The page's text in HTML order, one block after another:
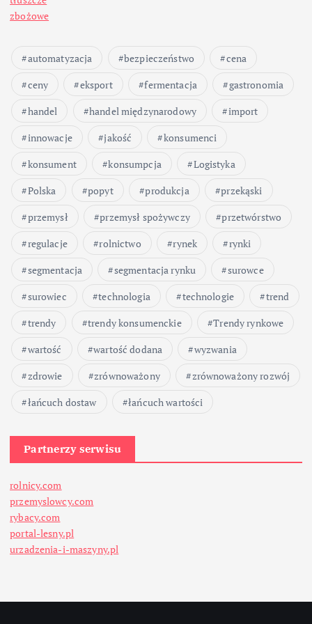
w
a
n
i
e
w
p
i
s
ó
w
zbożowe
automatyzacja bezpieczeństwo
cena
ceny
eksport fermentacja
gastronomia
handel
handel międzynarodowy
import
innowacje
jakość
konsumenci
konsument
konsumpcja
Logistyka
Polska
popyt produkcja
przekąski
przemysł
przemysł spożywczy
przetwórstwo
regulacje
rolnictwo rynek
rynki
segmentacja
segmentacja rynku
surowce
surowiec
technologia technologie
trend
trendy
trendy konsumenckie
Trendy rynkowe
wartość
wartość dodana
wyzwania
zdrowie
zrównoważony
zrównoważony rozwój
łańcuch dostaw
łańcuch wartości
Partnerzy serwisu
rolnicy.com
przemyslowcy.com
rybacy.com
portal-lesny.pl
urzadzenia-i-maszyny.pl